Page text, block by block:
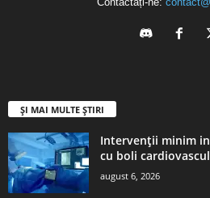
ȘI MAI MULTE ȘTIRI
Intervenții minim
cu boli
august 6, 2026